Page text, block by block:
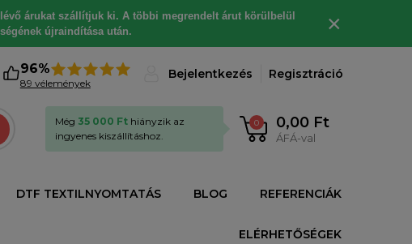
árukat szállítjuk ki. A többi megrendelt árut körülbelül
újraindítása után.
×
96%
89 vélemények
Bejelentkezés Regisztráció
0 0,00 Ft
ÁFÁ-val
Még 35 000 Ft hiányzik az
ingyenes kiszállításhoz.
DTF TEXTILNYOMTATÁS BLOG REFERENCIÁK
ELÉRHETŐSÉGEK